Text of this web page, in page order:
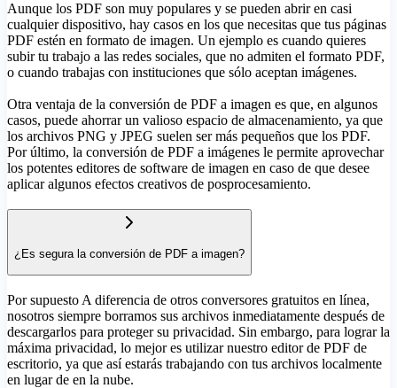
Aunque los PDF son muy populares y se pueden abrir en casi
cualquier dispositivo, hay casos en los que necesitas que tus páginas
PDF estén en formato de imagen. Un ejemplo es cuando quieres
subir tu trabajo a las redes sociales, que no admiten el formato PDF,
o cuando trabajas con instituciones que sólo aceptan imágenes.
Otra ventaja de la conversión de PDF a imagen es que, en algunos
casos, puede ahorrar un valioso espacio de almacenamiento, ya que
los archivos PNG y JPEG suelen ser más pequeños que los PDF.
Por último, la conversión de PDF a imágenes le permite aprovechar
los potentes editores de software de imagen en caso de que desee
aplicar algunos efectos creativos de posprocesamiento.
¿Es segura la conversión de PDF a imagen?
Por supuesto A diferencia de otros conversores gratuitos en línea,
nosotros siempre borramos sus archivos inmediatamente después de
descargarlos para proteger su privacidad. Sin embargo, para lograr la
máxima privacidad, lo mejor es utilizar nuestro editor de PDF de
escritorio, ya que así estarás trabajando con tus archivos localmente
en lugar de en la nube.